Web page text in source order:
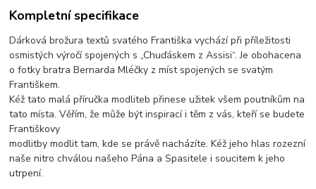
Kompletní specifikace
Dárková brožura textů svatého Františka vychází při příležitosti
osmistých výročí spojených s „Chuďáskem z Assisi“. Je obohacena
o fotky bratra Bernarda Mléčky z míst spojených se svatým
Františkem.
Kéž tato malá příručka modliteb přinese užitek všem poutníkům na
tato místa. Věřím, že může být inspirací i těm z vás, kteří se budete
Františkovy
modlitby modlit tam, kde se právě nacházíte. Kéž jeho hlas rozezní
naše nitro chválou našeho Pána a Spasitele i soucitem k jeho
utrpení.